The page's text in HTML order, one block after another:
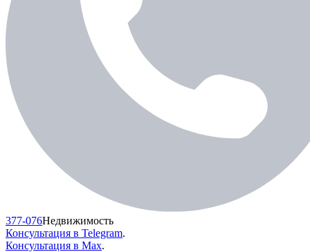
377-076Недвижимость
Консультация в Telegram.
Консультация в Max.